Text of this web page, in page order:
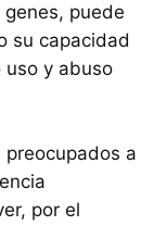
puede
su capacidad
uso y abuso
a
por el